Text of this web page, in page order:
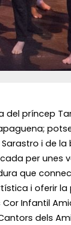
del príncep
i de la
per unes
que
i oferir
Infantil
dels